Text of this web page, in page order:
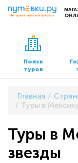
Сервисы
Бронирование
Трансфер
Поиск
туров
Главная
Туры в
Туры в
звезды